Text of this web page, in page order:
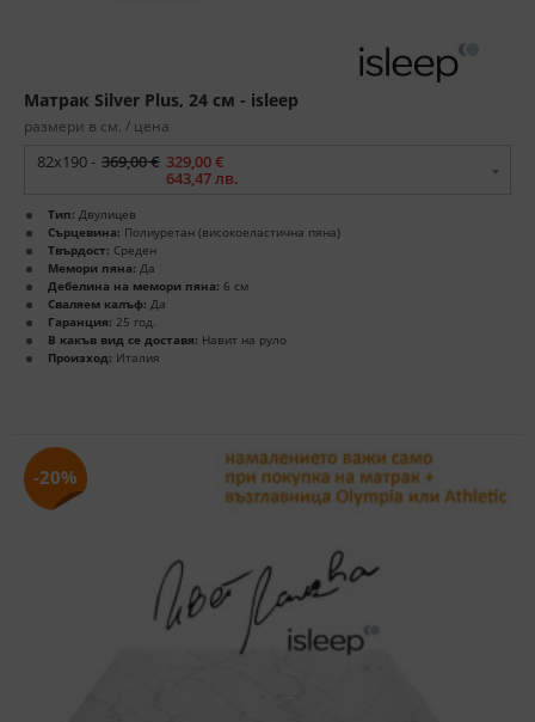
Матрак Silver Plus, 24 см - isleep
размери в см. / цена
82x190 - 369,00 € 329,00 €
643,47 лв.
Тип: Двулицев
Сърцевина: Полиуретан (високоеластична пяна)
Твърдост: Среден
Мемори пяна: Да
Дебелина на мемори пяна: 6 см
Сваляем калъф: Да
Гаранция: 25 год.
В какъв вид се доставя: Навит на руло
Произход: Италия
-20%